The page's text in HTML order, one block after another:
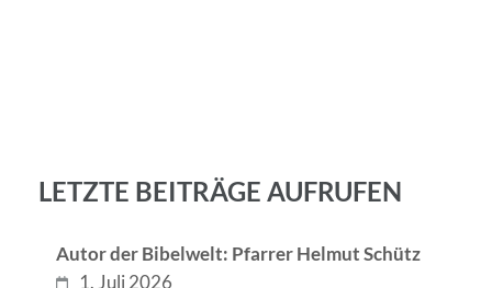
LETZTE BEITRÄGE AUFRUFEN
Autor der Bibelwelt: Pfarrer Helmut Schütz
1. Juli 2026